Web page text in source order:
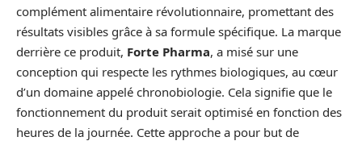
complément alimentaire révolutionnaire, promettant des
résultats visibles grâce à sa formule spécifique. La marque
derrière ce produit, Forte Pharma, a misé sur une
conception qui respecte les rythmes biologiques, au cœur
d’un domaine appelé chronobiologie. Cela signifie que le
fonctionnement du produit serait optimisé en fonction des
heures de la journée. Cette approche a pour but de